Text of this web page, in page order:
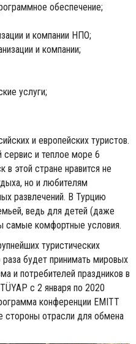
обеспечение;
и компании НПО;
и компании;
услуги;
и европейских туристов.
и теплое море 6
в этой стране нравится не
но и любителям
развлечений. В Турцию
ведь для детей (даже
самые комфортные условия.
туристических
будет принимать мировых
и потребителей праздников в
с 2 января по 2020
конференции EMITT
стороны отрасли для обмена